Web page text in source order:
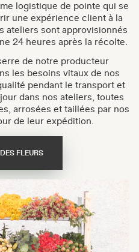
logistique de pointe qui se
une expérience client à la
ateliers sont approvisionnés
24 heures après la récolte.
de notre producteur
les besoins vitaux de nos
pendant le transport et
dans nos ateliers, toutes
arrosées et taillées par nos
de leur expédition.
FLEURS